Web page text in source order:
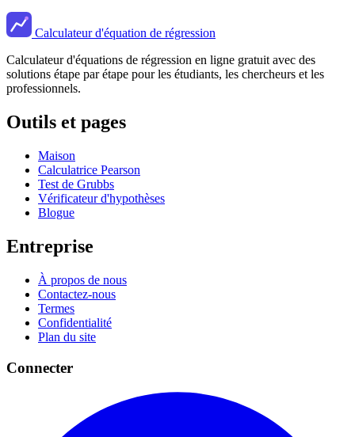
Calculateur d'équation de régression
Calculateur d'équations de régression en ligne gratuit avec des
solutions étape par étape pour les étudiants, les chercheurs et les
professionnels.
Outils et pages
Maison
Calculatrice Pearson
Test de Grubbs
Vérificateur d'hypothèses
Blogue
Entreprise
À propos de nous
Contactez-nous
Termes
Confidentialité
Plan du site
Connecter